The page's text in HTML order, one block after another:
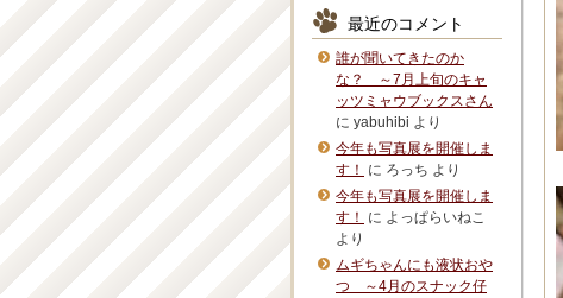
最近のコメント
誰が聞いてきたのか
な？ ～7月上旬のキャ
ッツミャウブックスさん
に yabuhibi より
今年も写真展を開催しま
す！
に ろっち より
今年も写真展を開催しま
す！
に よっぱらいねこ
より
ムギちゃんにも液状おや
つ ～4月のスナック仔